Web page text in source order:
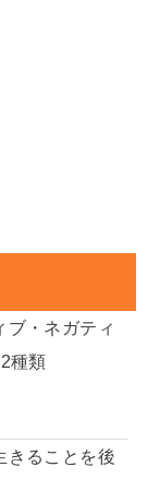
ブ・ネガティ
種類
きることを後